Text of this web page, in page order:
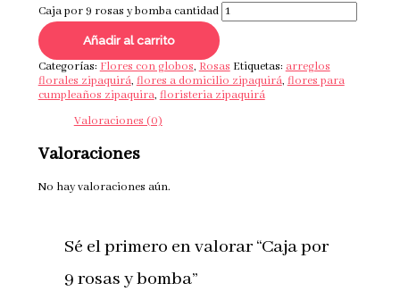
Caja por 9 rosas y bomba cantidad
Añadir al carrito
Categorías: Flores con globos, Rosas Etiquetas: arreglos
florales zipaquirá, flores a domicilio zipaquirá, flores para
cumpleaños zipaquira, floristeria zipaquirá
Valoraciones (0)
Valoraciones
No hay valoraciones aún.
Sé el primero en valorar “Caja por
9 rosas y bomba”